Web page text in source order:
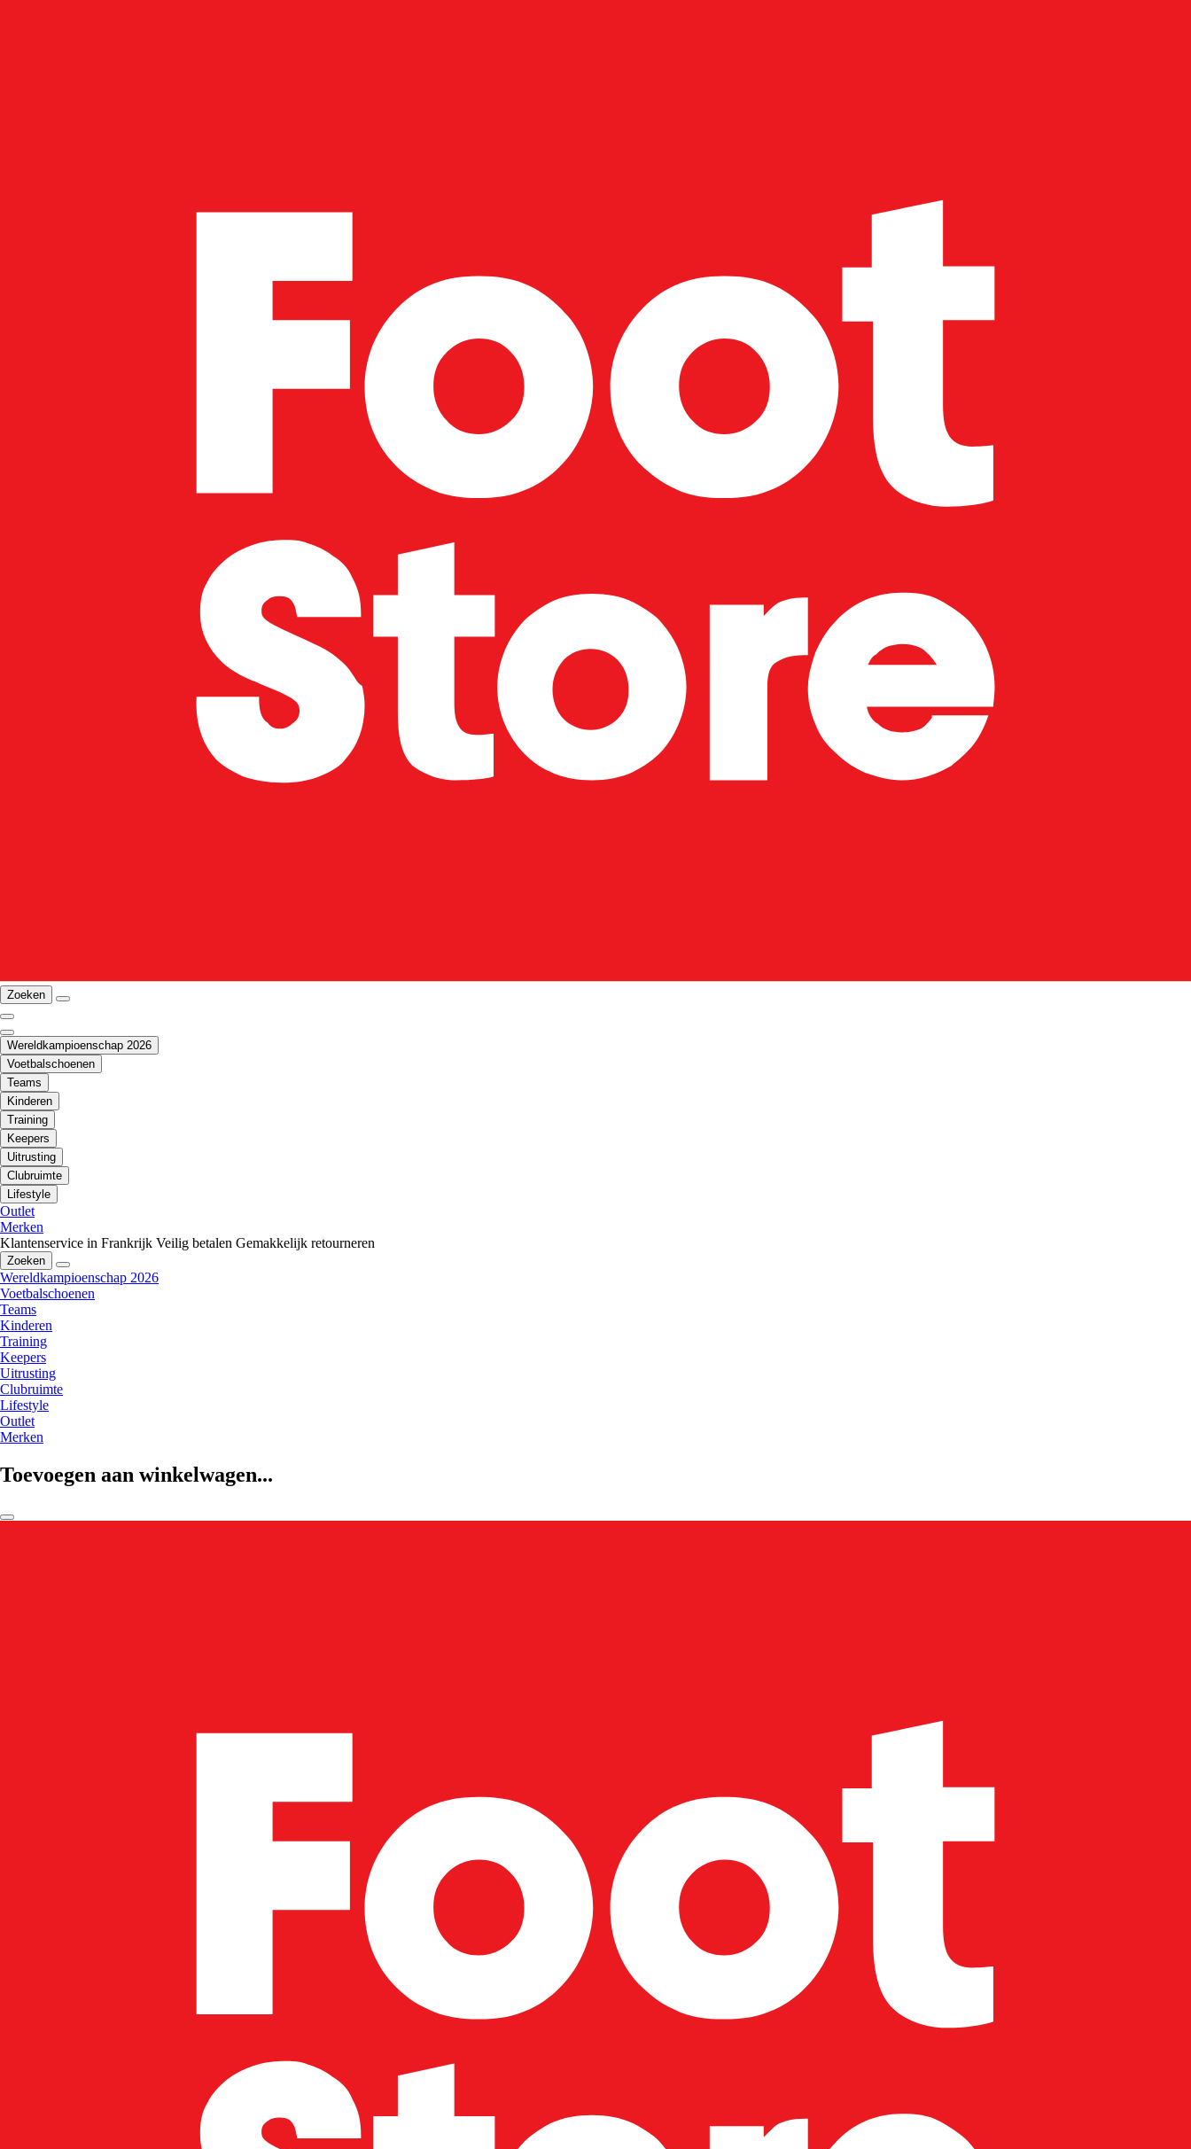
Zoeken
Wereldkampioenschap 2026
Voetbalschoenen
Teams
Kinderen
Training
Keepers
Uitrusting
Clubruimte
Lifestyle
Outlet
Merken
Klantenservice in Frankrijk Veilig betalen Gemakkelijk retourneren
Zoeken
Wereldkampioenschap 2026
Voetbalschoenen
Teams
Kinderen
Training
Keepers
Uitrusting
Clubruimte
Lifestyle
Outlet
Merken
Toevoegen aan winkelwagen...